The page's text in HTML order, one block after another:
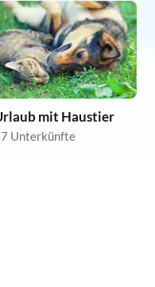
mit Haustier
Unterkünfte